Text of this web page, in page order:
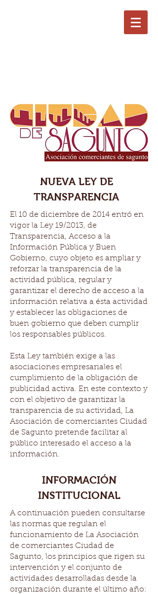
NUEVA LEY DE
TRANSPARENCIA
El 10 de diciembre de 2014 entró en
vigor la Ley 19/2013, de
Transparencia, Acceso a la
Información Pública y Buen
Gobierno, cuyo objeto es ampliar y
reforzar la transparencia de la
actividad pública, regular y
garantizar el derecho de acceso a la
información relativa a ésta actividad
y establecer las obligaciones de
buen gobierno que deben cumplir
los responsables públicos.
Esta Ley también exige a las
asociaciones empresariales el
cumplimiento de la obligación de
publicidad activa. En este contexto y
con el objetivo de garantizar la
transparencia de su actividad, La
Asociación de comerciantes Ciudad
de Sagunto pretende facilitar al
público interesado el acceso a la
información.
INFORMACIÓN
INSTITUCIONAL
A continuación pueden consultarse
las normas que regulan el
funcionamiento de La Asociación
de comerciantes Ciudad de
Sagunto, los principios que rigen su
intervención y el conjunto de
actividades desarrolladas desde la
organización durante el último año: